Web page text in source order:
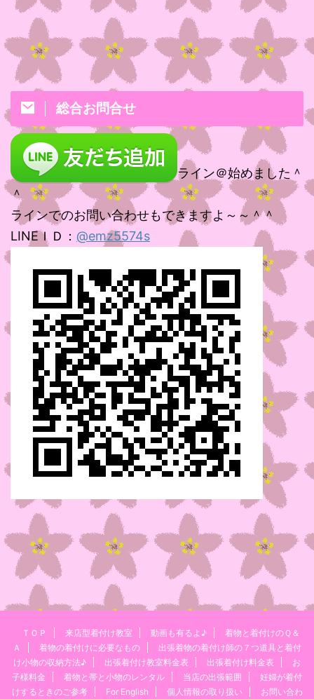
総合お問合せ
ライン＠始めました＾
＾
ラインでのお問い合わせもできますよ～～＾＾
LINEＩＤ： @emz5574s
ＴＯＰ 来店型着付け教室 動画も有るよ♪
着物と着付けのＱ＆
Ａ
着物の着付けに必要なもの
出張着物の着付け師の７つ道具と着付
け小物の収納方法♪
出張着付け教室料金表 出張着付け料金表
お
子様料金
着物と帯と小物のレンタル 当店の出張範囲
妊婦が着付
けするときのご参考
For English 個人情報の取り扱い お問い合わ